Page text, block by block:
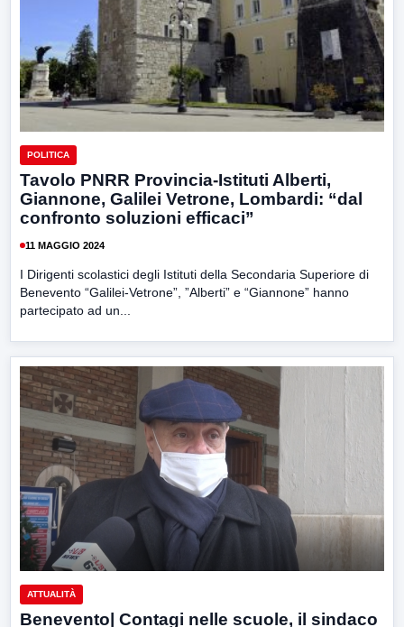
POLITICA
Tavolo PNRR Provincia-Istituti Alberti,
Giannone, Galilei Vetrone, Lombardi: “dal
confronto soluzioni efficaci”
11 MAGGIO 2024
I Dirigenti scolastici degli Istituti della Secondaria Superiore di
Benevento “Galilei-Vetrone”, ”Alberti” e “Giannone” hanno
partecipato ad un...
ATTUALITÀ
Benevento| Contagi nelle scuole, il sindaco